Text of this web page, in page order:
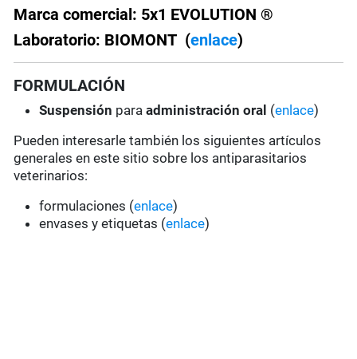
Marca comercial: 5x1 EVOLUTION ®
Laboratorio: BIOMONT (enlace)
FORMULACIÓN
Suspensión para administración oral (enlace)
Pueden interesarle también los siguientes artículos
generales en este sitio sobre los antiparasitarios
veterinarios:
formulaciones (enlace)
envases y etiquetas (enlace)